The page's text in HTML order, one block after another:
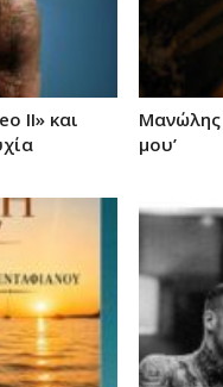
II» και
Μανώλης
μου’